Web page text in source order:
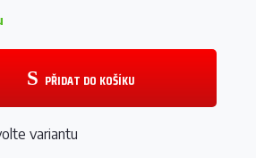
PŘIDAT DO KOŠÍKU
variantu